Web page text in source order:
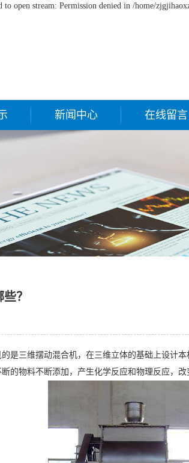
open stream: Permission denied in /home/
新闻中心 在线留言
？
是三维摆动混合机，在三维立体的基础上设计
的物料不断添加，产生化学反应和物理反应，改